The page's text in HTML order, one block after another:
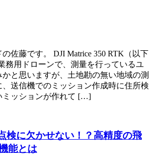
佐藤です。 DJI Matrice 350 RTK（以下
務用ドローンで、測量を行っているユ
と思いますが、土地勘の無い地域の測
送信機でのミッション作成時に住所検
ミッションが作れて […]
検に欠かせない！？高精度の飛
能とは